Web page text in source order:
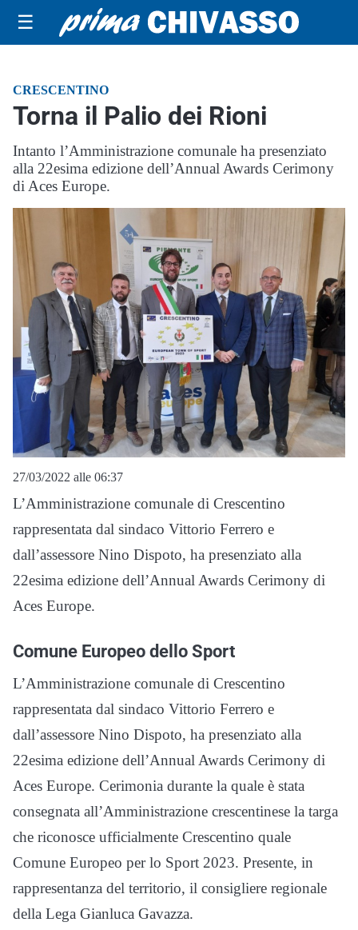
☰
CRESCENTINO
Torna il Palio dei Rioni
Intanto l’Amministrazione comunale ha presenziato
alla 22esima edizione dell’Annual Awards Cerimony
di Aces Europe.
27/03/2022 alle 06:37
L’Amministrazione comunale di Crescentino
rappresentata dal sindaco Vittorio Ferrero e
dall’assessore Nino Dispoto, ha presenziato alla
22esima edizione dell’Annual Awards Cerimony di
Aces Europe.
Comune Europeo dello Sport
L’Amministrazione comunale di Crescentino
rappresentata dal sindaco Vittorio Ferrero e
dall’assessore Nino Dispoto, ha presenziato alla
22esima edizione dell’Annual Awards Cerimony di
Aces Europe. Cerimonia durante la quale è stata
consegnata all’Amministrazione crescentinese la targa
che riconosce ufficialmente Crescentino quale
Comune Europeo per lo Sport 2023. Presente, in
rappresentanza del territorio, il consigliere regionale
della Lega Gianluca Gavazza.